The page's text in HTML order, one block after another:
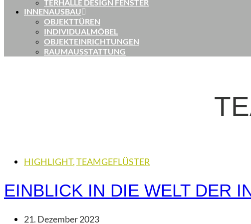
TERHALLE DESIGN FENSTER
INNENAUSBAU
OBJEKTTÜREN
INDIVIDUALMÖBEL
OBJEKTEINRICHTUNGEN
RAUMAUSSTATTUNG
HIGHLIGHT,TEAMGEFLÜSTER
EINBLICK IN DIE WELT DER
21. Dezember 2023